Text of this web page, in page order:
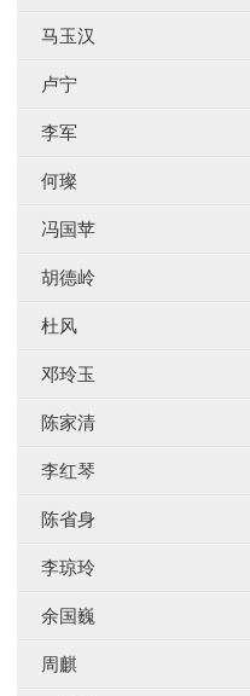
马玉汉
卢宁
李军
何璨
冯国苹
胡德岭
杜风
邓玲玉
陈家清
李红琴
陈省身
李琼玲
余国巍
周麒